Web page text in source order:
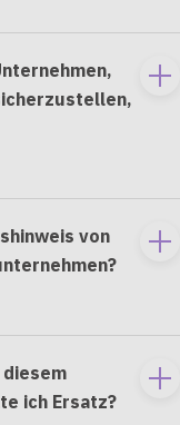
von
diesem
ich Ersatz?